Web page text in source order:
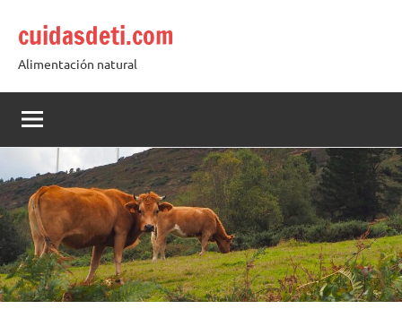
contenido
cuidasdeti.com
Alimentación natural